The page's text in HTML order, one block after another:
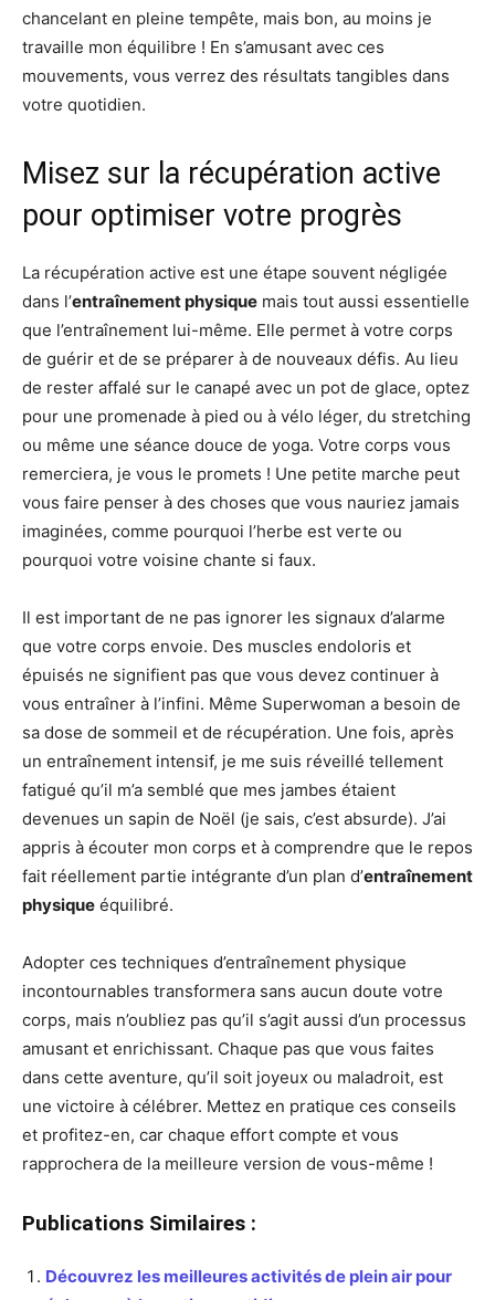
chancelant en pleine tempête, mais bon, au moins je
travaille mon équilibre ! En s’amusant avec ces
mouvements, vous verrez des résultats tangibles dans
votre quotidien.
Misez sur la récupération active
pour optimiser votre progrès
La récupération active est une étape souvent négligée
dans l’entraînement physique mais tout aussi essentielle
que l’entraînement lui-même. Elle permet à votre corps
de guérir et de se préparer à de nouveaux défis. Au lieu
de rester affalé sur le canapé avec un pot de glace, optez
pour une promenade à pied ou à vélo léger, du stretching
ou même une séance douce de yoga. Votre corps vous
remerciera, je vous le promets ! Une petite marche peut
vous faire penser à des choses que vous nauriez jamais
imaginées, comme pourquoi l’herbe est verte ou
pourquoi votre voisine chante si faux.
Il est important de ne pas ignorer les signaux d’alarme
que votre corps envoie. Des muscles endoloris et
épuisés ne signifient pas que vous devez continuer à
vous entraîner à l’infini. Même Superwoman a besoin de
sa dose de sommeil et de récupération. Une fois, après
un entraînement intensif, je me suis réveillé tellement
fatigué qu’il m’a semblé que mes jambes étaient
devenues un sapin de Noël (je sais, c’est absurde). J’ai
appris à écouter mon corps et à comprendre que le repos
fait réellement partie intégrante d’un plan d’entraînement
physique équilibré.
Adopter ces techniques d’entraînement physique
incontournables transformera sans aucun doute votre
corps, mais n’oubliez pas qu’il s’agit aussi d’un processus
amusant et enrichissant. Chaque pas que vous faites
dans cette aventure, qu’il soit joyeux ou maladroit, est
une victoire à célébrer. Mettez en pratique ces conseils
et profitez-en, car chaque effort compte et vous
rapprochera de la meilleure version de vous-même !
Publications Similaires :
Découvrez les meilleures activités de plein air pour